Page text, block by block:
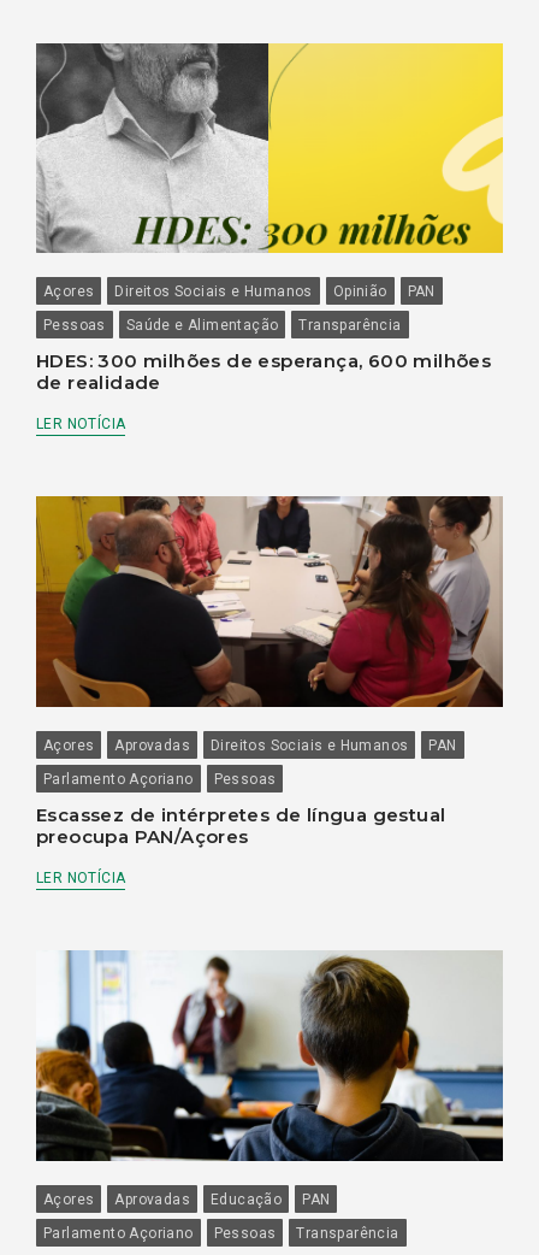
Açores Direitos Sociais e Humanos Opinião
PAN
Pessoas
Saúde e Alimentação Transparência
HDES: 300 milhões de esperança, 600 milhões
de realidade
LER NOTÍCIA
Açores Aprovadas Direitos Sociais e Humanos
PAN
Parlamento Açoriano
Pessoas
Escassez de intérpretes de língua gestual
preocupa PAN/Açores
LER NOTÍCIA
Açores Aprovadas Educação
PAN
Parlamento Açoriano
Pessoas Transparência